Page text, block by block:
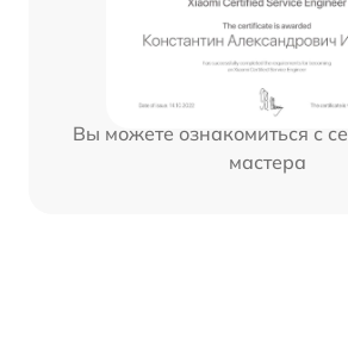
Вы можете ознакомиться с
мастера